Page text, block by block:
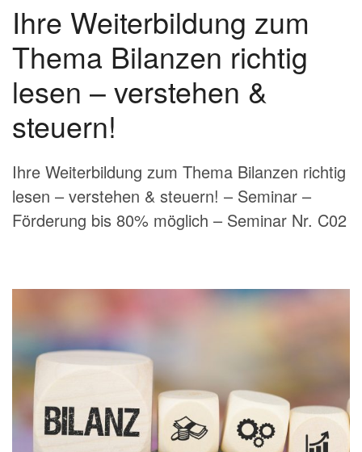
Ihre Weiterbildung zum
Thema Bilanzen richtig
lesen – verstehen &
steuern!
Ihre Weiterbildung zum Thema Bilanzen richtig
lesen – verstehen & steuern! – Seminar –
Förderung bis 80% möglich – Seminar Nr. C02